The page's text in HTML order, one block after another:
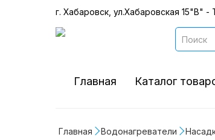
г. Хабаровск, ул.Хабаровская 15"В"
Главная Каталог
Главная Водонагреватели